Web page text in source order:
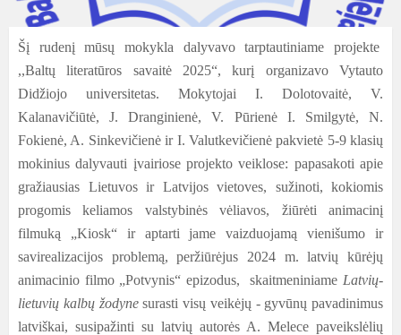
Šį rudenį mūsų mokykla dalyvavo tarptautiniame projekte
,,Baltų literatūros savaitė 2025“, kurį organizavo Vytauto
Didžiojo universitetas. Mokytojai I. Dolotovaitė, V.
Kalanavičiūtė, J. Dranginienė, V. Pūrienė I. Smilgytė, N.
Fokienė, A. Sinkevičienė ir I. Valutkevičienė pakvietė 5-9 klasių
mokinius dalyvauti įvairiose projekto veiklose: papasakoti apie
gražiausias Lietuvos ir Latvijos vietoves, sužinoti, kokiomis
progomis keliamos valstybinės vėliavos, žiūrėti animacinį
filmuką „Kiosk“ ir aptarti jame vaizduojamą vienišumo ir
savirealizacijos problemą, peržiūrėjus 2024 m. latvių kūrėjų
animacinio filmo „Potvynis“ epizodus, skaitmeniniame Latvių-
lietuvių kalbų žodynesurasti visų veikėjų - gyvūnų pavadinimus
latviškai, susipažinti su latvių autorės A. Melece paveikslėlių